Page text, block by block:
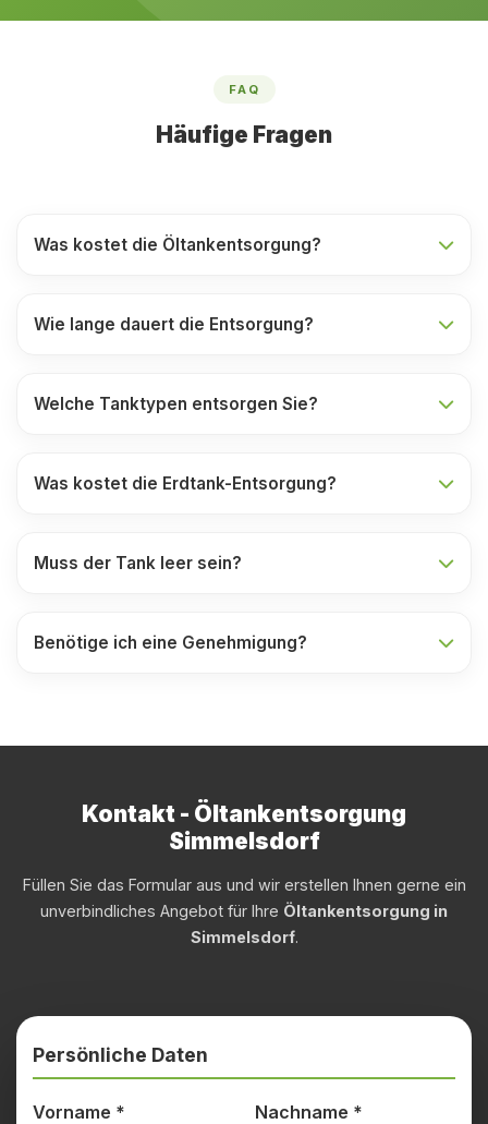
FAQ
Häufige Fragen
Was kostet die Öltankentsorgung?
Wie lange dauert die Entsorgung?
Welche Tanktypen entsorgen Sie?
Was kostet die Erdtank-Entsorgung?
Muss der Tank leer sein?
Benötige ich eine Genehmigung?
Kontakt - Öltankentsorgung
Simmelsdorf
Füllen Sie das Formular aus und wir erstellen Ihnen gerne ein
unverbindliches Angebot für Ihre Öltankentsorgung in
Simmelsdorf.
Persönliche Daten
Vorname * Nachname *